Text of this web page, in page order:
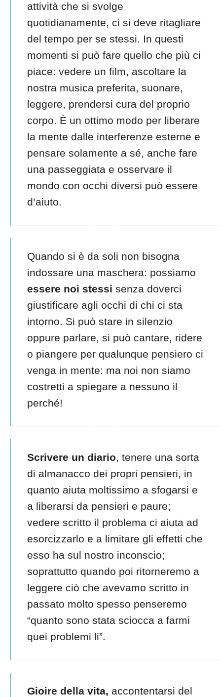
attività che si svolge
quotidianamente, ci si deve ritagliare
del tempo per se stessi. In questi
momenti si può fare quello che più ci
piace: vedere un film, ascoltare la
nostra musica preferita, suonare,
leggere, prendersi cura del proprio
corpo. È un ottimo modo per liberare
la mente dalle interferenze esterne e
pensare solamente a sé, anche fare
una passeggiata e osservare il
mondo con occhi diversi può essere
d’aiuto.
Quando si è da soli non bisogna
indossare una maschera: possiamo
essere noi stessi senza doverci
giustificare agli occhi di chi ci sta
intorno. Si può stare in silenzio
oppure parlare, si può cantare, ridere
o piangere per qualunque pensiero ci
venga in mente: ma noi non siamo
costretti a spiegare a nessuno il
perché!
Scrivere un diario, tenere una sorta
di almanacco dei propri pensieri, in
quanto aiuta moltissimo a sfogarsi e
a liberarsi da pensieri e paure;
vedere scritto il problema ci aiuta ad
esorcizzarlo e a limitare gli effetti che
esso ha sul nostro inconscio;
soprattutto quando poi ritorneremo a
leggere ciò che avevamo scritto in
passato molto spesso penseremo
“quanto sono stata sciocca a farmi
quei problemi li”.
Gioire della vita, accontentarsi del